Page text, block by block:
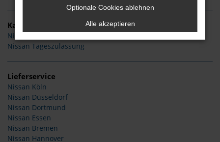
Kategorie
Nissan Gebrauchtwagen
Nissan Tageszulassung
Lieferservice
Nissan Köln
Nissan Düsseldorf
Nissan Dortmund
Nissan Essen
Nissan Bremen
Nissan Hannover
Optionale Cookies ablehnen
Alle akzeptieren